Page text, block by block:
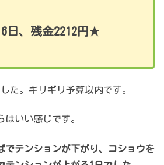
日、残金2212円★
た。ギリギリ予算以内です。
はいい感じです。
でテンションが下がり、コショウを